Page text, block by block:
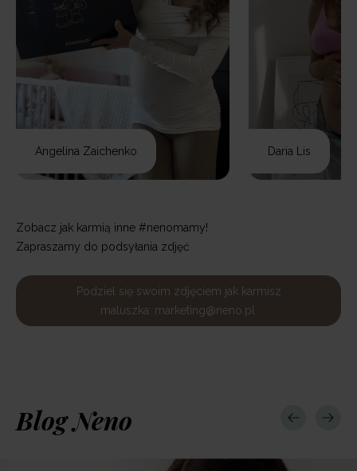
Angelina Zaichenko Daria Lis
Zobacz jak karmią inne #nenomamy!
Zapraszamy do podsyłania zdjęć
Podziel się swoim zdjęciem jak karmisz
maluszka: marketing@neno.pl.
Blog Neno